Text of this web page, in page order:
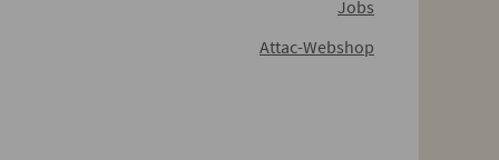
Jobs
Attac-Webshop